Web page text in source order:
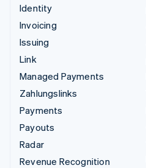
Identity
Invoicing
Issuing
Link
Managed Payments
Zahlungslinks
Payments
Payouts
Radar
Revenue Recognition